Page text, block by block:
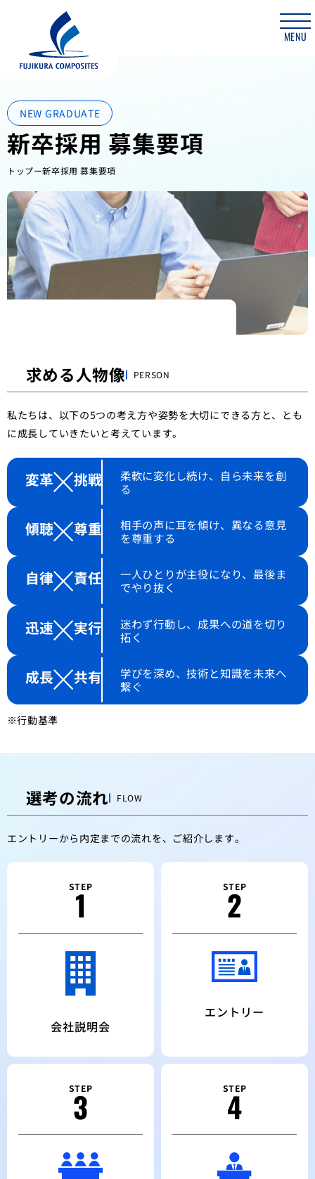
MENU
NEW GRADUATE
新卒採用 募集要項
トップ 新卒採用 募集要項
求める人物像 PERSON
私たちは、以下の5つの考え方や姿勢を大切にできる方と、とも
に成長していきたいと考えています。
変革 挑戦
柔軟に変化し続け、自ら未来を創
る
傾聴 尊重
相手の声に耳を傾け、異なる意見
を尊重する
自律 責任
一人ひとりが主役になり、最後ま
でやり抜く
迅速 実行
迷わず行動し、成果への道を切り
拓く
成長 共有
学びを深め、技術と知識を未来へ
繋ぐ
行動基準
選考の流れ FLOW
エントリーから内定までの流れを、ご紹介します。
STEP
1
会社説明会
STEP
2
エントリー
STEP
3 STEP
4